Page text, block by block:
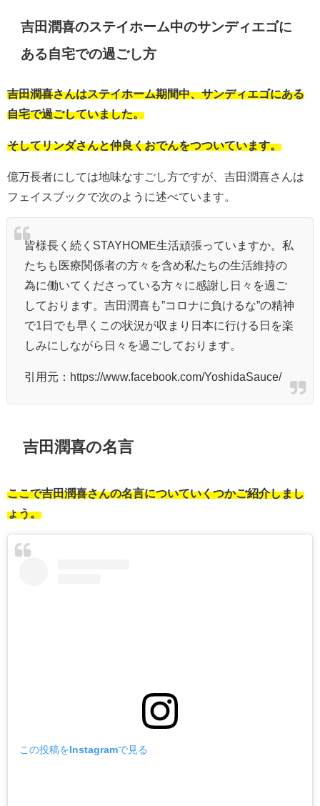
吉田潤喜のステイホーム中のサンディエゴに
ある自宅での過ごし方
吉田潤喜さんはステイホーム期間中、サンディエゴにある
自宅で過ごしていました。
そしてリンダさんと仲良くおでんをつついています。
億万長者にしては地味なすごし方ですが、吉田潤喜さんは
フェイスブックで次のように述べています。
皆様長く続くSTAYHOME生活頑張っていますか。私
たちも医療関係者の方々を含め私たちの生活維持の
為に働いてくださっている方々に感謝し日々を過ご
しております。吉田潤喜も”コロナに負けるな”の精神
で1日でも早くこの状況が収まり日本に行ける日を楽
しみにしながら日々を過ごしております。
引用元：https://www.facebook.com/YoshidaSauce/
吉田潤喜の名言
ここで吉田潤喜さんの名言についていくつかご紹介しまし
ょう。
この投稿をInstagramで見る